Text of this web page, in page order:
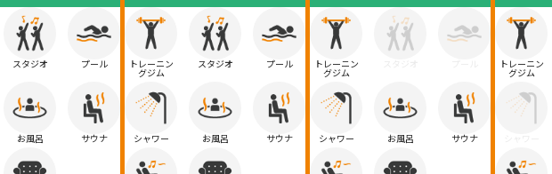
スタジオ プール
お風呂 サウナ
トレーニン
グジム
スタジオ プール
シャワー お風呂 サウナ
トレーニン
グジム
シャワー お風呂 サウナ
トレーニン
グジム